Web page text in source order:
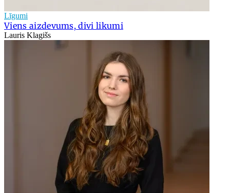
Līgumi
Viens aizdevums, divi likumi
Lauris Klagišs